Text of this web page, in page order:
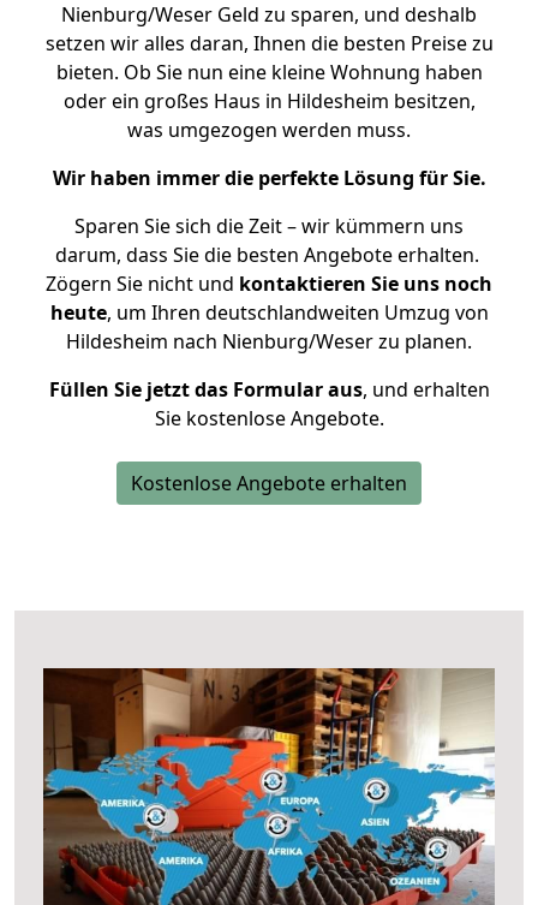
Nienburg/Weser Geld zu sparen, und deshalb
setzen wir alles daran, Ihnen die besten Preise zu
bieten. Ob Sie nun eine kleine Wohnung haben
oder ein großes Haus in Hildesheim besitzen,
was umgezogen werden muss.
Wir haben immer die perfekte Lösung für Sie.
Sparen Sie sich die Zeit – wir kümmern uns
darum, dass Sie die besten Angebote erhalten.
Zögern Sie nicht und kontaktieren Sie uns noch
heute, um Ihren deutschlandweiten Umzug von
Hildesheim nach Nienburg/Weser zu planen.
Füllen Sie jetzt das Formular aus, und erhalten
Sie kostenlose Angebote.
Kostenlose Angebote erhalten